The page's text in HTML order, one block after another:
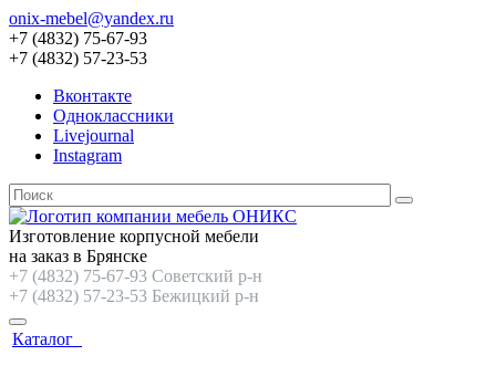
onix-mebel@yandex.ru
+7 (4832) 75-67-93
+7 (4832) 57-23-53
Вконтакте
Одноклассники
Livejournal
Instagram
Изготовление корпусной мебели
на заказ в Брянске
+7 (4832) 75-67-93 Советский р-н
+7 (4832) 57-23-53 Бежицкий р-н
Каталог